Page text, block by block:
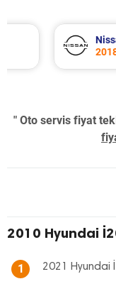
Nissan
2018
" Oto servis fiyat
2010 Hyundai
1 2021 Hyundai